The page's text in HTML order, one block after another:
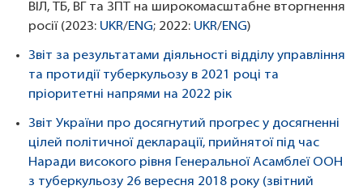
ВІЛ, ТБ, ВГ та ЗПТ на широкомасштабне вторгнення
росії (2023: UKR/ENG; 2022: UKR/ENG)
Звіт за результатами діяльності відділу управління
та протидії туберкульозу в 2021 році та
пріоритетні напрями на 2022 рік
Звіт України про досягнутий прогрес у досягненні
цілей політичної декларації, прийнятої під час
Наради високого рівня Генеральної Асамблеї ООН
з туберкульозу 26 вересня 2018 року (звітний